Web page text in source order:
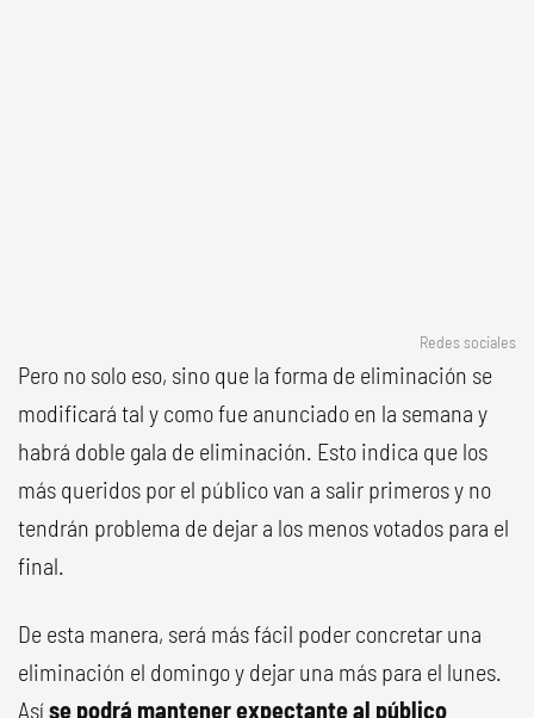
Redes sociales
Pero no solo eso, sino que la forma de eliminación se
modificará tal y como fue anunciado en la semana y
habrá doble gala de eliminación. Esto indica que los
más queridos por el público van a salir primeros y no
tendrán problema de dejar a los menos votados para el
final.
De esta manera, será más fácil poder concretar una
eliminación el domingo y dejar una más para el lunes.
Asíse podrá mantener expectante al público